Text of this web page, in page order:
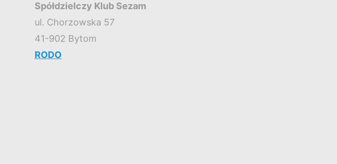
Spółdzielczy Klub Sezam
ul. Chorzowska 57
41-902 Bytom
RODO